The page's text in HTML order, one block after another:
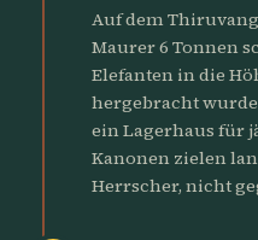
Auf dem
Maurer 6 Tonnen
Elefanten in die
hergebracht
ein Lagerhaus für
Kanonen zielen
Herrscher, nicht